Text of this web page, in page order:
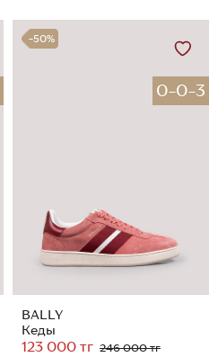
-50%
0-0-3
BALLY
Кеды
123 000 тг 246 000 тг